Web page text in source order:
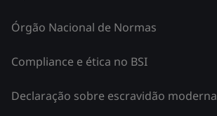
Órgão Nacional de Normas
Compliance e ética no BSI
Declaração sobre escravidão moderna